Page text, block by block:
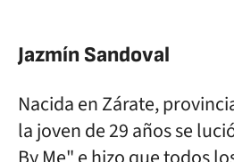
Jazmín Sandoval
Nacida en Zárate,
la joven de 29 años se